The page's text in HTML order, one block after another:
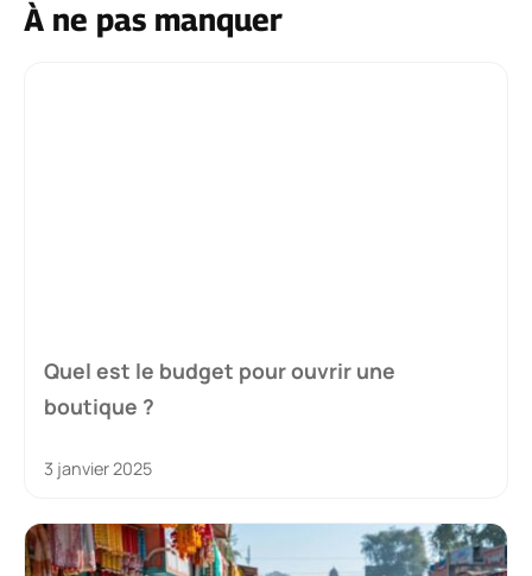
À ne pas manquer
Quel est le budget pour ouvrir une
boutique ?
3 janvier 2025